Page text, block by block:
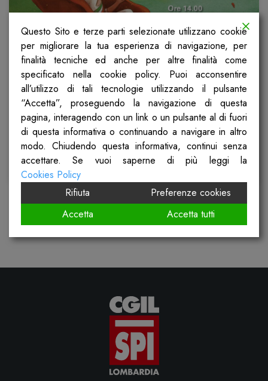
VIVA LA
REPUBBLICA ANTIFASCISTA!
Pubblicato il
22 Aprile 2024
Scopri
Questo Sito e terze parti selezionate utilizzano cookie
per migliorare la tua esperienza di navigazione, per
finalità tecniche ed anche per altre finalità come
specificato nella cookie policy. Puoi acconsentire
all’utilizzo di tali tecnologie utilizzando il pulsante
“Accetta”, proseguendo la navigazione di questa
pagina, interagendo con un link o un pulsante al di fuori
di questa informativa o continuando a navigare in altro
modo. Chiudendo questa informativa, continui senza
accettare. Se vuoi saperne di più leggi la
Cookies Policy
Rifiuta
Preferenze cookies
Accetta
Accetta tutti